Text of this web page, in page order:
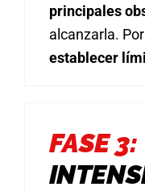
principales
alcanzarla.
establecer
FASE 3: